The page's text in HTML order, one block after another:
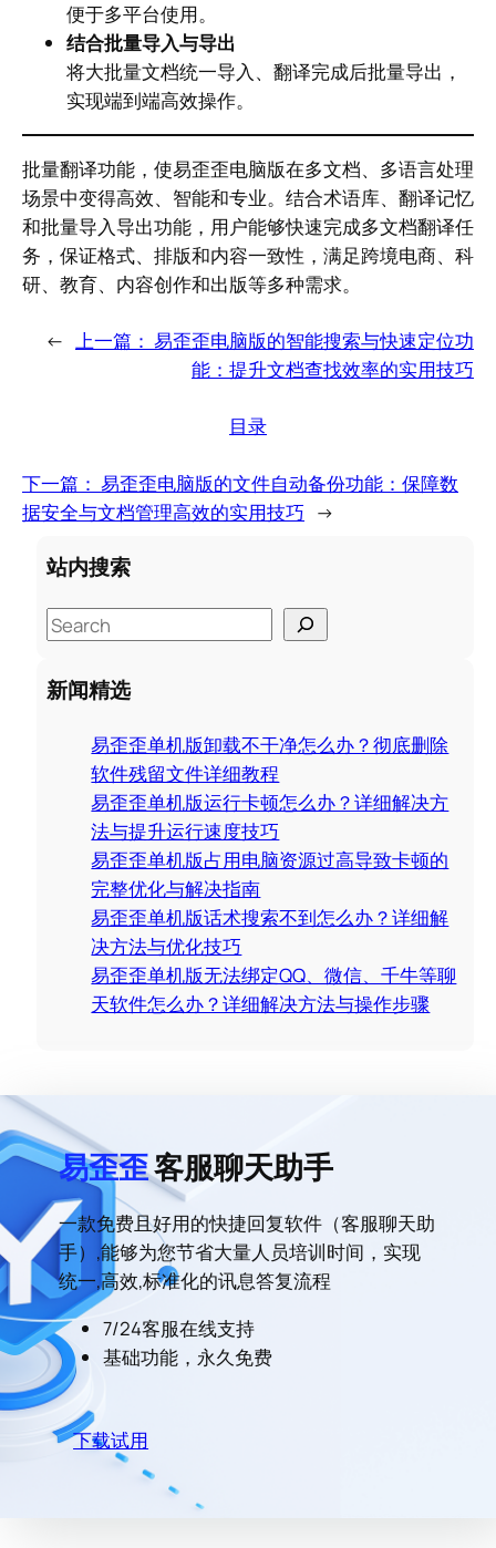
便于多平台使用。
结合批量导入与导出
将大批量文档统一导入、翻译完成后批量导出，
实现端到端高效操作。
批量翻译功能，使易歪歪电脑版在多文档、多语言处理
场景中变得高效、智能和专业。结合术语库、翻译记忆
和批量导入导出功能，用户能够快速完成多文档翻译任
务，保证格式、排版和内容一致性，满足跨境电商、科
研、教育、内容创作和出版等多种需求。
← 上一篇： 易歪歪电脑版的智能搜索与快速定位功
能：提升文档查找效率的实用技巧
目录
下一篇： 易歪歪电脑版的文件自动备份功能：保障数
据安全与文档管理高效的实用技巧 →
站内搜索
S
e
a
r
新闻精选
易歪歪单机版卸载不干净怎么办？彻底删除
软件残留文件详细教程
易歪歪单机版运行卡顿怎么办？详细解决方
法与提升运行速度技巧
易歪歪单机版占用电脑资源过高导致卡顿的
完整优化与解决指南
易歪歪单机版话术搜索不到怎么办？详细解
决方法与优化技巧
易歪歪单机版无法绑定QQ、微信、千牛等聊
天软件怎么办？详细解决方法与操作步骤
易歪歪客服聊天助手
一款免费且好用的快捷回复软件（客服聊天助
手）,能够为您节省大量人员培训时间，实现
统一,高效,标准化的讯息答复流程
7/24客服在线支持
基础功能，永久免费
下载试用